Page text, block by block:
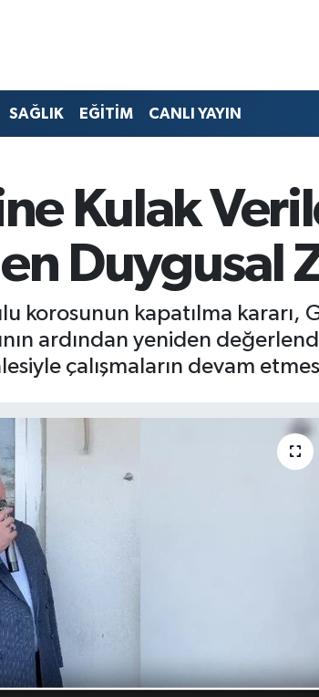
SAĞLIK EĞİTİM CANLI YAYIN
Kulak
Duygusal
korosunun kapatılma kararı,
ardından yeniden
çalışmaların devam